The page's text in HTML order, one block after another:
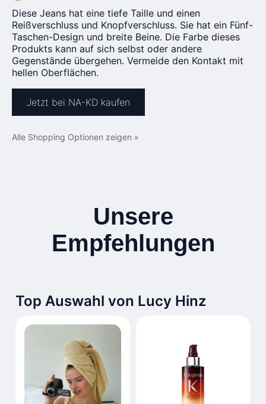
Diese Jeans hat eine tiefe Taille und einen
Reißverschluss und Knopfverschluss. Sie hat ein Fünf-
Taschen-Design und breite Beine. Die Farbe dieses
Produkts kann auf sich selbst oder andere
Gegenstände übergehen. Vermeide den Kontakt mit
hellen Oberflächen.
Jetzt bei NA-KD kaufen
Alle Shopping Optionen zeigen »
Unsere
Empfehlungen
Top Auswahl von Lucy Hinz